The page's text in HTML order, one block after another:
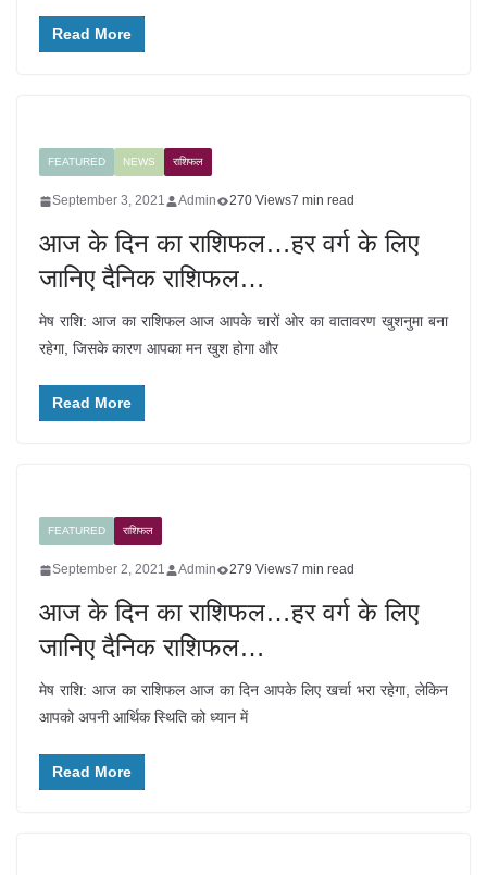
Read More
FEATURED NEWS राशिफल
September 3, 2021 Admin 270 Views7 min read
आज के दिन का राशिफल…हर वर्ग के लिए
जानिए दैनिक राशिफल…
मेष राशि: आज का राशिफल आज आपके चारों ओर का वातावरण खुशनुमा बना
रहेगा, जिसके कारण आपका मन खुश होगा और
Read More
FEATURED राशिफल
September 2, 2021 Admin 279 Views7 min read
आज के दिन का राशिफल…हर वर्ग के लिए
जानिए दैनिक राशिफल…
मेष राशि: आज का राशिफल आज का दिन आपके लिए खर्चा भरा रहेगा, लेकिन
आपको अपनी आर्थिक स्थिति को ध्यान में
Read More